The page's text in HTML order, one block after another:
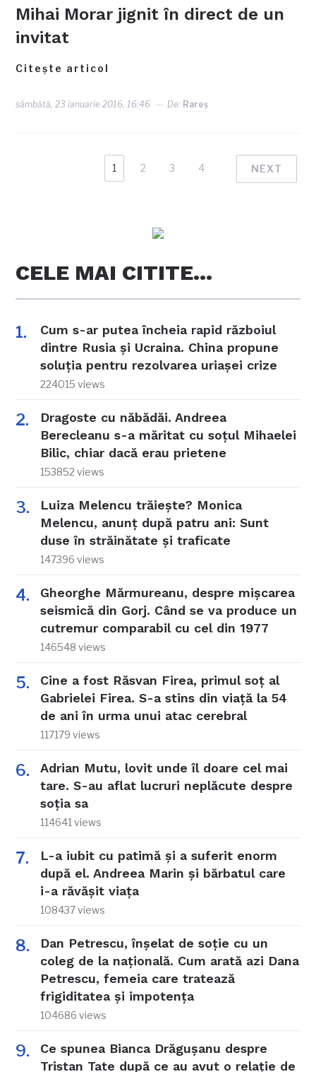
Mihai Morar jignit în direct de un
invitat
Citește articol
sâmbătă, 23 ianuarie 2016, 16:46 De: Rareş
1 2 3 4 NEXT
CELE MAI CITITE…
Cum s-ar putea încheia rapid războiul
dintre Rusia și Ucraina. China propune
soluția pentru rezolvarea uriașei crize
224015 views
Dragoste cu năbădăi. Andreea
Berecleanu s-a măritat cu soțul Mihaelei
Bilic, chiar dacă erau prietene
153852 views
Luiza Melencu trăiește? Monica
Melencu, anunț după patru ani: Sunt
duse în străinătate și traficate
147396 views
Gheorghe Mărmureanu, despre mișcarea
seismică din Gorj. Când se va produce un
cutremur comparabil cu cel din 1977
146548 views
Cine a fost Răsvan Firea, primul soț al
Gabrielei Firea. S-a stins din viață la 54
de ani în urma unui atac cerebral
117179 views
Adrian Mutu, lovit unde îl doare cel mai
tare. S-au aflat lucruri neplăcute despre
soția sa
114641 views
L-a iubit cu patimă și a suferit enorm
după el. Andreea Marin și bărbatul care
i-a răvășit viața
108437 views
Dan Petrescu, înșelat de soție cu un
coleg de la națională. Cum arată azi Dana
Petrescu, femeia care tratează
frigiditatea și impotența
104686 views
Ce spunea Bianca Drăgușanu despre
Tristan Tate după ce au avut o relație de